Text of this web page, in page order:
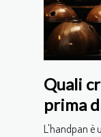
Quali
prima
L'handpan è